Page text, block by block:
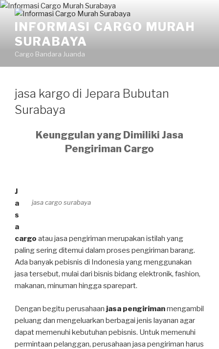
INFORMASI CARGO MURAH
SURABAYA
Cargo Bandara Juanda
jasa kargo di Jepara Bubutan
Surabaya
Keunggulan yang Dimiliki Jasa
Pengiriman Cargo
jasa cargo surabaya
J
a
s
a
cargo atau jasa pengiriman merupakan istilah yang
paling sering ditemui dalam proses pengiriman barang.
Ada banyak pebisnis di Indonesia yang menggunakan
jasa tersebut, mulai dari bisnis bidang elektronik, fashion,
makanan, minuman hingga sparepart.
Dengan begitu perusahaan jasa pengirimanmengambil
peluang dan mengeluarkan berbagai jenis layanan agar
dapat memenuhi kebutuhan pebisnis. Untuk memenuhi
permintaan pelanggan, perusahaan jasa pengiriman harus